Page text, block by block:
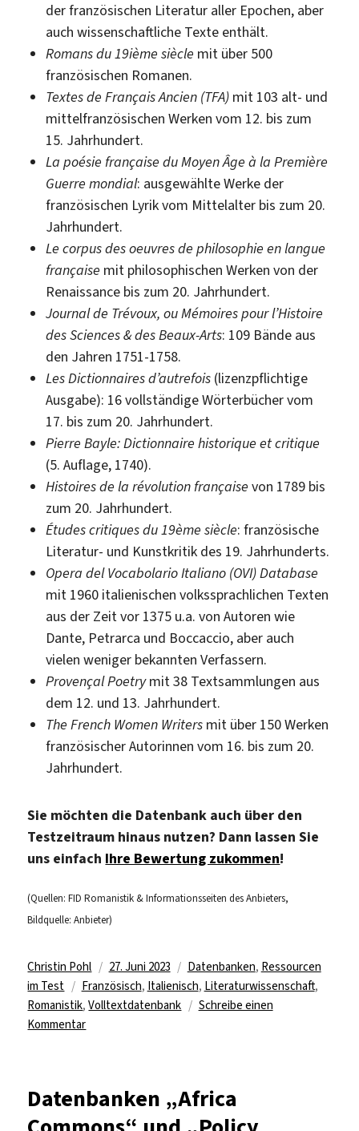
der französischen Literatur aller Epochen, aber
auch wissenschaftliche Texte enthält.
Romans du 19ième siècle mit über 500
französischen Romanen.
Textes de Français Ancien (TFA)mit 103 alt- und
mittelfranzösischen Werken vom 12. bis zum
15. Jahrhundert.
La poésie française du Moyen Âge à la Première
Guerre mondial: ausgewählte Werke der
französischen Lyrik vom Mittelalter bis zum 20.
Jahrhundert.
Le corpus des oeuvres de philosophie en langue
française mit philosophischen Werken von der
Renaissance bis zum 20. Jahrhundert.
Journal de Trévoux, ou Mémoires pour l’Histoire
des Sciences & des Beaux-Arts: 109 Bände aus
den Jahren 1751-1758.
Les Dictionnaires d’autrefois (lizenzpflichtige
Ausgabe): 16 vollständige Wörterbücher vom
17. bis zum 20. Jahrhundert.
Pierre Bayle: Dictionnaire historique et critique
(5. Auflage, 1740).
Histoires de la révolution française von 1789 bis
zum 20. Jahrhundert.
Études critiques du 19ème siècle: französische
Literatur- und Kunstkritik des 19. Jahrhunderts.
Opera del Vocabolario Italiano (OVI) Database
mit 1960 italienischen volkssprachlichen Texten
aus der Zeit vor 1375 u.a. von Autoren wie
Dante, Petrarca und Boccaccio, aber auch
vielen weniger bekannten Verfassern.
Provençal Poetrymit 38 Textsammlungen aus
dem 12. und 13. Jahrhundert.
The French Women Writersmit über 150 Werken
französischer Autorinnen vom 16. bis zum 20.
Jahrhundert.
Sie möchten die Datenbank auch über den
Testzeitraum hinaus nutzen? Dann lassen Sie
uns einfach Ihre Bewertung zukommen!
(Quellen: FID Romanistik & Informationsseiten des Anbieters,
Bildquelle: Anbieter)
Autor
Christin Pohl
Veröffentlicht
am
27. Juni 2023 Kategorien
Datenbanken, Ressourcen
im Test
Schlagwörter
Französisch, Italienisch, Literaturwissenschaft,
Romanistik,Volltextdatenbank
Schreibe einen
Kommentarzu
ARTFL-
Projektes
Datenbanken „Africa